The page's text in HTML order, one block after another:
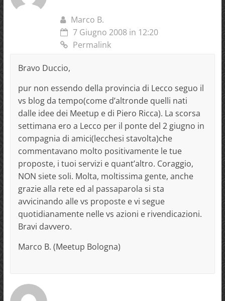
Marco B.
7 Giugno 2008 in 12:20
Permalink
Bravo Duccio,
pur non essendo della provincia di Lecco seguo il
vs blog da tempo(come d’altronde quelli nati
dalle idee dei Meetup e di Piero Ricca). La scorsa
settimana ero a Lecco per il ponte del 2 giugno in
compagnia di amici(lecchesi stavolta)che
commentavano molto positivamente le tue
proposte, i tuoi servizi e quant’altro. Coraggio,
NON siete soli. Molta, moltissima gente, anche
grazie alla rete ed al passaparola si sta
avvicinando alle vs proposte e vi segue
quotidianamente nelle vs azioni e rivendicazioni.
Bravi davvero.
Marco B. (Meetup Bologna)